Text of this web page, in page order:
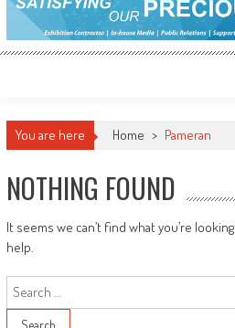
You are here Home > Pameran
NOTHING FOUND
It seems we can’t find what you’re
help.
Search for: